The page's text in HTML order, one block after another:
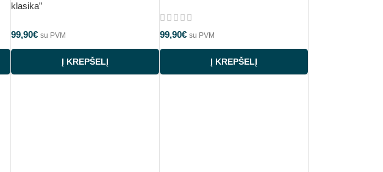
klasika”
99,90€ su PVM
Į KREPŠELĮ
99,90€ su PVM
Į KREPŠELĮ